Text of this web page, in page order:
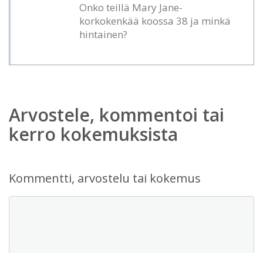
Onko teillä Mary Jane-
korkokenkää koossa 38 ja minkä
hintainen?
Arvostele, kommentoi tai
kerro kokemuksista
Kommentti, arvostelu tai kokemus